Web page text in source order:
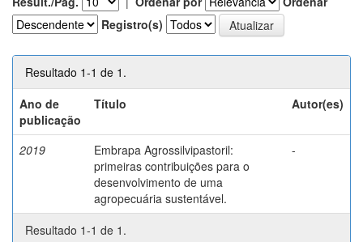
Registro(s)
Resultado 1-1 de 1.
Ano de
publicação
Título Autor(es)
2019
Embrapa Agrossilvipastoril:
primeiras contribuições para o
desenvolvimento de uma
agropecuária sustentável.
-
Resultado 1-1 de 1.